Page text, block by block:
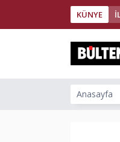
KÜNYE
Anasayfa